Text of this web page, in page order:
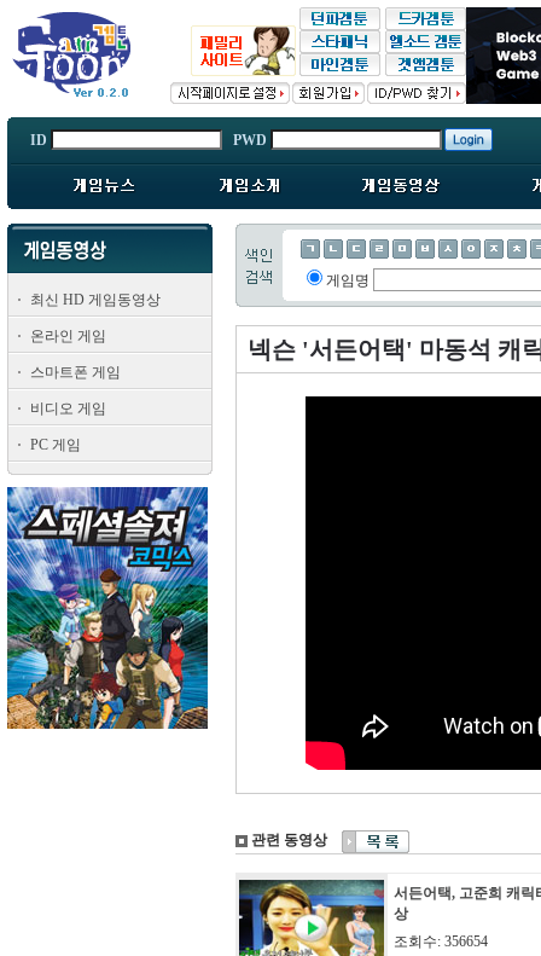
ID PWD
최신 HD 게임동영상
온라인 게임
스마트폰 게임
비디오 게임
PC 게임
게임명
넥슨 '서든어택' 마동석 캐
관련 동영상
서든어택, 고준희 캐릭
상
조회수: 356654